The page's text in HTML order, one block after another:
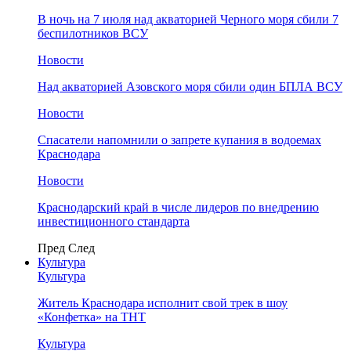
В ночь на 7 июля над акваторией Черного моря сбили 7
беспилотников ВСУ
Новости
Над акваторией Азовского моря сбили один БПЛА ВСУ
Новости
Спасатели напомнили о запрете купания в водоемах
Краснодара
Новости
Краснодарский край в числе лидеров по внедрению
инвестиционного стандарта
Пред След
Культура
Культура
Житель Краснодара исполнит свой трек в шоу
«Конфетка» на ТНТ
Культура